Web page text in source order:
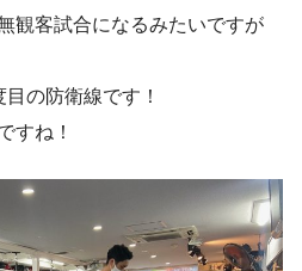
観客試合になるみたいですが
の防衛線です！
すね！